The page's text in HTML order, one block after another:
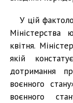
У цій
Міністерства
квітня.
якій
дотримання
воєнного
воєнного